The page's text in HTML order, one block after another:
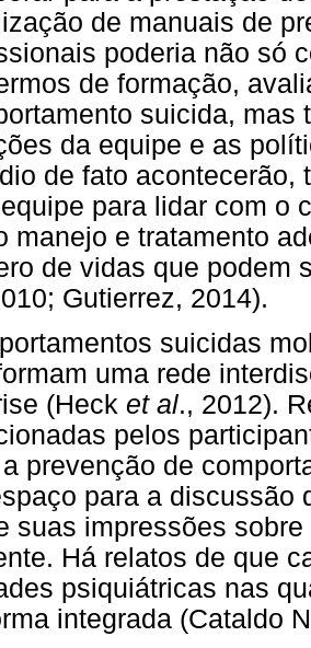
de manuais de
poderia não só
de formação,
suicida, mas
da equipe e as
de fato acontecerão,
para lidar com o
manejo e tratamento
de vidas que podem
Gutierrez, 2014).
suicidas
uma rede
(Heck et al., 2012).
pelos
prevenção de
para a discussão
suas impressões
Há relatos de que
psiquiátricas nas
integrada (Cataldo